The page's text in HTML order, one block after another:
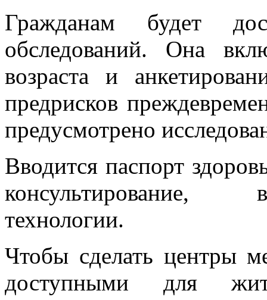
Гражданам будет
обследований. Она
возраста и
предрисков
предусмотрено
Вводится паспорт
консультирование,
технологии.
Чтобы сделать центры
доступными для